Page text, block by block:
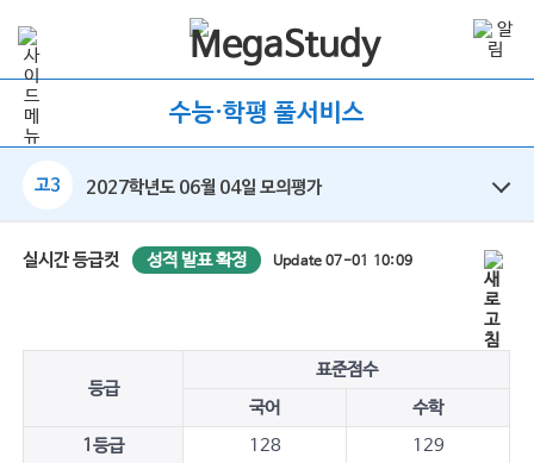
수능·학평 풀서비스
고3 2027학년도 06월 04일 모의평가
실시간 등급컷 성적 발표 확정 Update 07-01 10:09
등급
표준점수
국어
수학
1등급
128
129